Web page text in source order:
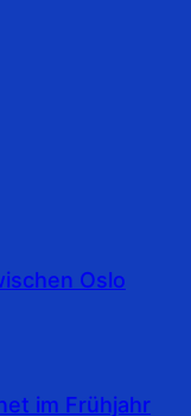
Oslo
im Frühjahr